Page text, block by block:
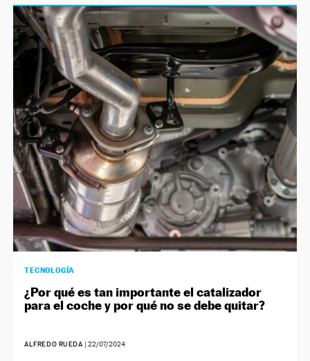
TECNOLOGÍA
¿Por qué es tan importante el catalizador
para el coche y por qué no se debe quitar?
ALFREDO RUEDA | 22/07/2024